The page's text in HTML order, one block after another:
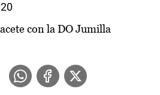
con la DO Jumilla